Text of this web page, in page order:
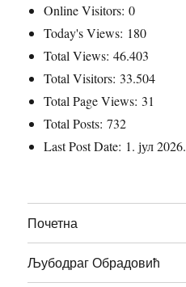
Online Visitors:0
Today's Views: 180
Total Views:46.403
Total Visitors: 33.504
Total Page Views: 31
Total Posts:732
Last Post Date: 1. јул 2026.
Почетна
Љубодраг Обрадовић